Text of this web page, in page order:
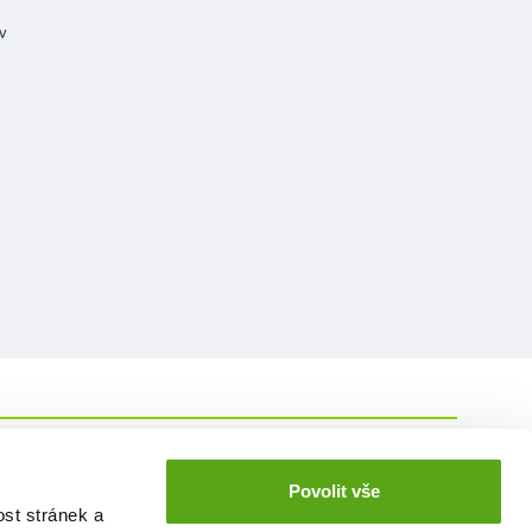
stránek a
Povolit vše
kariera@benu.cz